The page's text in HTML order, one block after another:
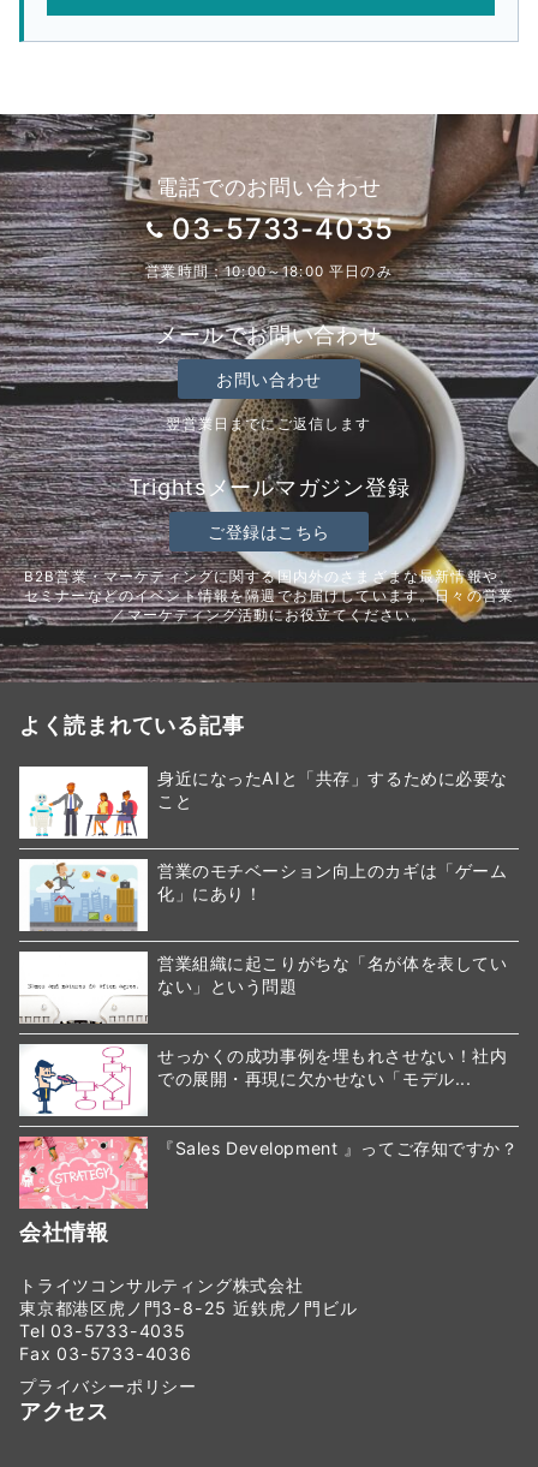
電話でのお問い合わせ
03-5733-4035
営業時間：10:00～18:00 平日のみ
メールでお問い合わせ
お問い合わせ
翌営業日までにご返信します
Trightsメールマガジン登録
ご登録はこちら
B2B営業・マーケティングに関する国内外のさまざまな最新情報や、
セミナーなどのイベント情報を隔週でお届けしています。日々の営業
／マーケティング活動にお役立てください。
よく読まれている記事
身近になったAIと「共存」するために必要な
こと
営業のモチベーション向上のカギは「ゲーム
化」にあり！
営業組織に起こりがちな「名が体を表してい
ない」という問題
せっかくの成功事例を埋もれさせない！社内
での展開・再現に欠かせない「モデル...
『Sales Development 』ってご存知ですか？
会社情報
トライツコンサルティング株式会社
東京都港区虎ノ門3-8-25 近鉄虎ノ門ビル
Tel 03-5733-4035
Fax 03-5733-4036
プライバシーポリシー
アクセス